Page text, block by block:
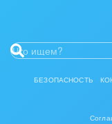
БЕЗОПАСНОСТЬ